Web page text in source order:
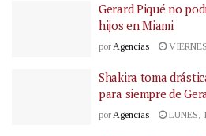
Gerard Piqué no
hijos en Miami
porAgencias
Shakira toma
para siempre de
por Agencias LUNES,